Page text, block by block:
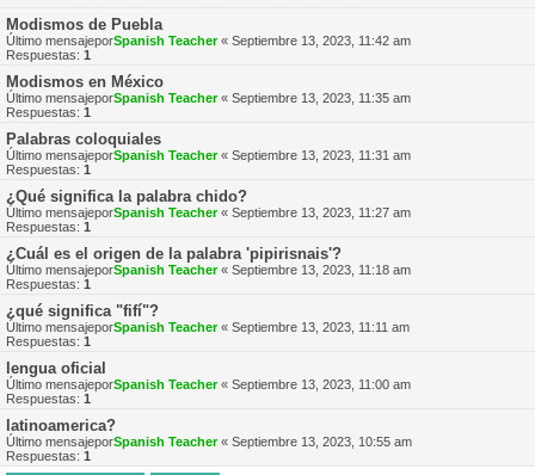
Modismos de Puebla
Último mensajeporSpanish Teacher« Septiembre 13, 2023, 11:42 am
Respuestas: 1
Modismos en México
Último mensajeporSpanish Teacher« Septiembre 13, 2023, 11:35 am
Respuestas: 1
Palabras coloquiales
Último mensajeporSpanish Teacher« Septiembre 13, 2023, 11:31 am
Respuestas: 1
¿Qué significa la palabra chido?
Último mensajeporSpanish Teacher« Septiembre 13, 2023, 11:27 am
Respuestas: 1
¿Cuál es el origen de la palabra 'pipirisnais'?
Último mensajeporSpanish Teacher« Septiembre 13, 2023, 11:18 am
Respuestas: 1
¿qué significa "fifí"?
Último mensajeporSpanish Teacher« Septiembre 13, 2023, 11:11 am
Respuestas: 1
lengua oficial
Último mensajeporSpanish Teacher« Septiembre 13, 2023, 11:00 am
Respuestas: 1
latinoamerica?
Último mensajeporSpanish Teacher« Septiembre 13, 2023, 10:55 am
Respuestas: 1